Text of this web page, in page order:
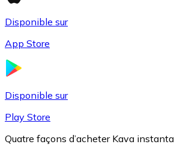
Disponible sur
App Store
Disponible sur
Play Store
Quatre façons d’acheter Kava